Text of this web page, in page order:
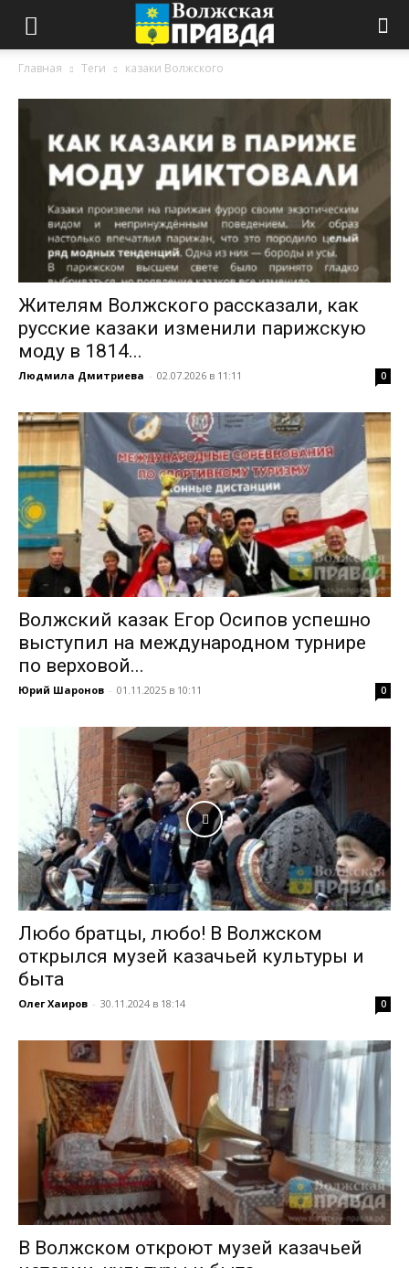
Главная Теги казаки Волжского
Жителям Волжского рассказали, как
русские казаки изменили парижскую
моду в 1814...
Людмила Дмитриева - 02.07.2026 в 11:11 0
Волжский казак Егор Осипов успешно
выступил на международном турнире
по верховой...
Юрий Шаронов - 01.11.2025 в 10:11 0
Любо братцы, любо! В Волжском
открылся музей казачьей культуры и
быта
Олег Хаиров - 30.11.2024 в 18:14 0
В Волжском откроют музей казачьей